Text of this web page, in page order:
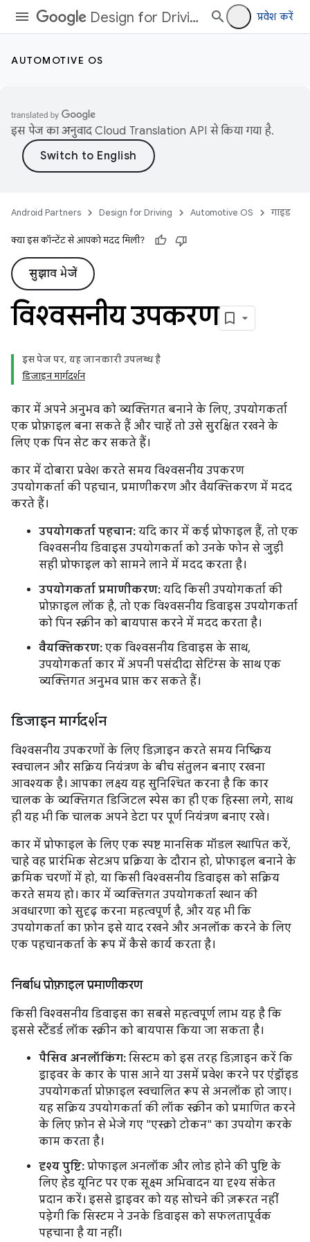
Design for Driving प्रवेश करें
AUTOMOTIVE OS
इस पेज का अनुवादCloud Translation API से किया गया है.
Android Partners Design for Driving Automotive OS गाइड
क्या इस कॉन्टेंट से आपको मदद मिली?
सुझाव भेजें
विश्वसनीय उपकरण
इस पेज पर, यह जानकारी उपलब्ध है
डिजाइन मार्गदर्शन
कार में अपने अनुभव को व्यक्तिगत बनाने के लिए, उपयोगकर्ता
एक प्रोफ़ाइल बना सकते हैं और चाहें तो उसे सुरक्षित रखने के
लिए एक पिन सेट कर सकते हैं।
कार में दोबारा प्रवेश करते समय विश्वसनीय उपकरण
उपयोगकर्ता की पहचान, प्रमाणीकरण और वैयक्तिकरण में मदद
करते हैं।
उपयोगकर्ता पहचान: यदि कार में कई प्रोफाइल हैं, तो एक
विश्वसनीय डिवाइस उपयोगकर्ता को उनके फोन से जुड़ी
सही प्रोफाइल को सामने लाने में मदद करता है।
उपयोगकर्ता प्रमाणीकरण: यदि किसी उपयोगकर्ता की
प्रोफ़ाइल लॉक है, तो एक विश्वसनीय डिवाइस उपयोगकर्ता
को पिन स्क्रीन को बायपास करने में मदद करता है।
वैयक्तिकरण: एक विश्वसनीय डिवाइस के साथ,
उपयोगकर्ता कार में अपनी पसंदीदा सेटिंग्स के साथ एक
व्यक्तिगत अनुभव प्राप्त कर सकते हैं।
डिजाइन मार्गदर्शन
विश्वसनीय उपकरणों के लिए डिज़ाइन करते समय निष्क्रिय
स्वचालन और सक्रिय नियंत्रण के बीच संतुलन बनाए रखना
आवश्यक है। आपका लक्ष्य यह सुनिश्चित करना है कि कार
चालक के व्यक्तिगत डिजिटल स्पेस का ही एक हिस्सा लगे, साथ
ही यह भी कि चालक अपने डेटा पर पूर्ण नियंत्रण बनाए रखे।
कार में प्रोफाइल के लिए एक स्पष्ट मानसिक मॉडल स्थापित करें,
चाहे वह प्रारंभिक सेटअप प्रक्रिया के दौरान हो, प्रोफाइल बनाने के
क्रमिक चरणों में हो, या किसी विश्वसनीय डिवाइस को सक्रिय
करते समय हो। कार में व्यक्तिगत उपयोगकर्ता स्थान की
अवधारणा को सुदृढ़ करना महत्वपूर्ण है, और यह भी कि
उपयोगकर्ता का फ़ोन इसे याद रखने और अनलॉक करने के लिए
एक पहचानकर्ता के रूप में कैसे कार्य करता है।
निर्बाध प्रोफ़ाइल प्रमाणीकरण
किसी विश्वसनीय डिवाइस का सबसे महत्वपूर्ण लाभ यह है कि
इससे स्टैंडर्ड लॉक स्क्रीन को बायपास किया जा सकता है।
पैसिव अनलॉकिंग: सिस्टम को इस तरह डिज़ाइन करें कि
ड्राइवर के कार के पास आने या उसमें प्रवेश करने पर एंड्रॉइड
उपयोगकर्ता प्रोफ़ाइल स्वचालित रूप से अनलॉक हो जाए।
यह सक्रिय उपयोगकर्ता की लॉक स्क्रीन को प्रमाणित करने
के लिए फ़ोन से भेजे गए "एस्क्रो टोकन" का उपयोग करके
काम करता है।
दृश्य पुष्टि: प्रोफाइल अनलॉक और लोड होने की पुष्टि के
लिए हेड यूनिट पर एक सूक्ष्म अभिवादन या दृश्य संकेत
प्रदान करें। इससे ड्राइवर को यह सोचने की ज़रूरत नहीं
पड़ेगी कि सिस्टम ने उनके डिवाइस को सफलतापूर्वक
पहचाना है या नहीं।